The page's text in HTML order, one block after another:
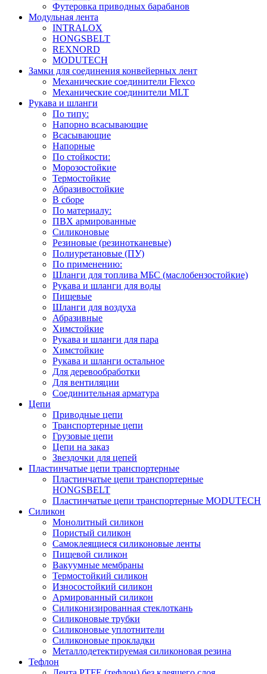
Футеровка приводных барабанов
Модульная лента
INTRALOX
HONGSBELT
REXNORD
MODUTECH
Замки для соединения конвейерных лент
Механические соединители Flexco
Механические соединители MLT
Рукава и шланги
По типу:
Напорно всасывающие
Всасывающие
Напорные
По стойкости:
Морозостойкие
Термостойкие
Абразивостойкие
В сборе
По материалу:
ПВХ армированные
Силиконовые
Резиновые (резинотканевые)
Полиуретановые (ПУ)
По применению:
Шланги для топлива МБС (маслобензостойкие)
Рукава и шланги для воды
Пищевые
Шланги для воздуха
Абразивные
Химстойкие
Рукава и шланги для пара
Химстойкие
Рукава и шланги остальное
Для деревообработки
Для вентиляции
Соединительная арматура
Цепи
Приводные цепи
Транспортерные цепи
Грузовые цепи
Цепи на заказ
Звездочки для цепей
Пластинчатые цепи транспортерные
Пластинчатые цепи транспортерные
HONGSBELT
Пластинчатые цепи транспортерные MODUTECH
Силикон
Монолитный силикон
Пористый силикон
Самоклеящиеся силиконовые ленты
Пищевой силикон
Вакуумные мембраны
Термостойкий силикон
Износостойкий силикон
Армированный силикон
Силиконизированная стеклоткань
Силиконовые трубки
Силиконовые уплотнители
Силиконовые прокладки
Металлодетектируемая силиконовая резина
Тефлон